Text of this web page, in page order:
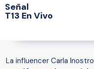
Señal
T13 En Vivo
La influencer Carla